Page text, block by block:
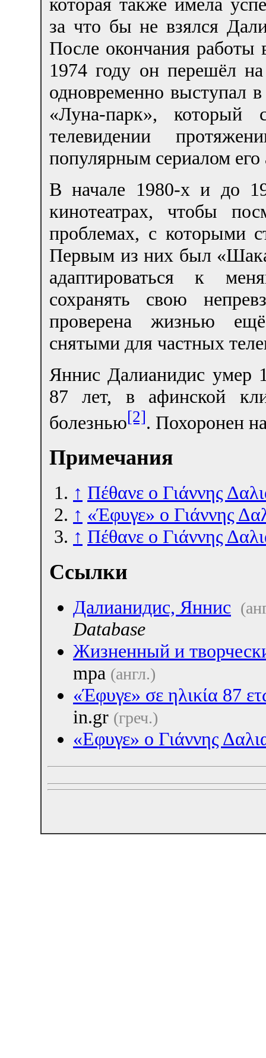
за что бы не взялся
После окончания работы
1974 году он перешёл
одновременно выступал в
«Луна-парк»,
телевидении
популярным сериалом его
В начале 1980-х и до
кинотеатрах, чтобы
проблемах, с которыми
Первым из них был
адаптироваться к
сохранять свою
проверена жизнью
снятыми для частных
Яннис Далианидис умер
87 лет, в афинской
болезнью[2]. Похоронен
Примечания
↑ Πέθανε ο Γιάννης
↑ «Έφυγε» ο Γιάννης
↑ Πέθανε ο Γιάννης
Ссылки
Далианидис, Яннис
Database
Жизненный и
mpa (англ.)
«Έφυγε» σε ηλικία 87
in.gr (греч.)
«Εφυγε» ο Γιάννης